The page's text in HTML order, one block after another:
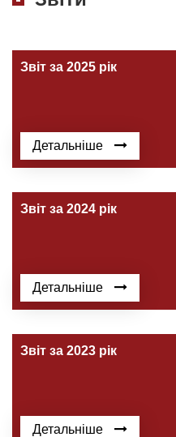
Звіт за 2025 рік
Детальніше
Звіт за 2024 рік
Детальніше
Звіт за 2023 рік
Детальніше